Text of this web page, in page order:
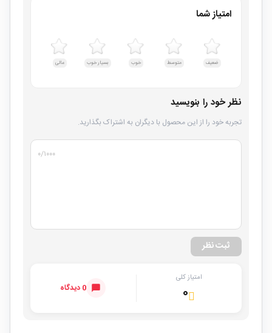
امتیاز شما
ضعیف متوسط خوب بسیار خوب عالی
نظر خود را بنویسید
تجربه خود را از این محصول با دیگران به اشتراک بگذارید.
۰/۱۰۰۰
ثبت نظر
امتیاز کلی
۰ 0 دیدگاه